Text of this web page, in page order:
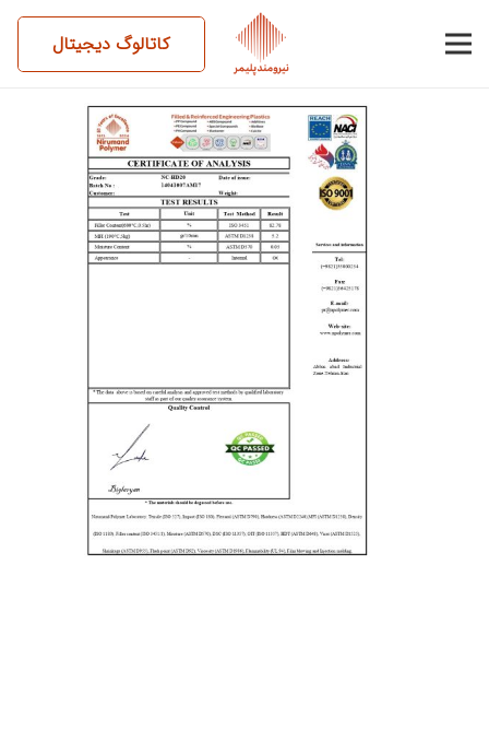
کاتالوگ دیجیتال
14041007AM17-NC-HD20